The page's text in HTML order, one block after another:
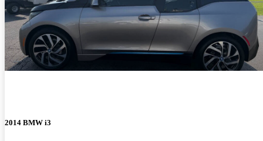
2014 BMW i3